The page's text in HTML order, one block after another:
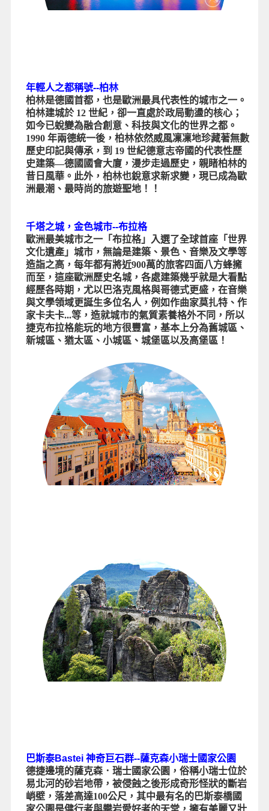
年輕人之都稱號--柏林
柏林是德國首都，也是歐洲最具代表性的城市之一。
柏林建城於 12 世紀，卻一直處於政局動盪的核心；
如今已蛻變為融合創意、科技與文化的世界之都。
1990 年兩德統一後，柏林依然威風凜凜地珍藏著無數
歷史印記與傳承，到 19 世紀德意志帝國的代表性歷
史建築—德國國會大廈，漫步走過歷史，親睹柏林的
昔日風華。此外，柏林也銳意求新求變，現已成為歐
洲最潮、最時尚的旅遊聖地！！
千塔之城，金色城市--布拉格
歐洲最美城市之一「布拉格」入選了全球首座「世界
文化遺產」城市，無論是建築、景色、音樂及文學等
造詣之高，每年都有將近900萬的旅客四面八方蜂擁
而至，這座歐洲歷史名城，各處建築幾乎就是大看點
經歷各時期，尤以巴洛克風格與哥德式更盛，在音樂
與文學領域更誕生多位名人，例如作曲家莫扎特、作
家卡夫卡...等，造就城市的氣質素養格外不同，所以
捷克布拉格能玩的地方很豐富，基本上分為舊城區、
新城區、猶太區、小城區、城堡區以及高堡區！
巴斯泰Bastei 神奇巨石群--薩克森小瑞士國家公園
德捷邊境的薩克森．瑞士國家公園，俗稱小瑞士位於
易北河的砂岩地帶，被侵蝕之後形成奇形怪狀的斷岩
峭壁，落差高達100公尺，其中最有名的巴斯泰橋國